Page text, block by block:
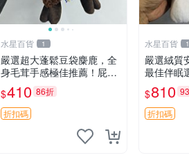
水星百貨 1
嚴選超大蓬鬆豆袋麋鹿，全
身毛茸手感極佳推薦！屁股
與四肢填充均勻，適合收藏
與孩童共賞。 麋鹿 豆袋 毛
茸玩具
$410 86折
折扣碼
水星百貨 1
嚴選絨質
最佳伴眠
毛玩具
$810
折扣碼